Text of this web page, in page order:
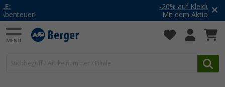
-20% auf Kleidung und Schuhe